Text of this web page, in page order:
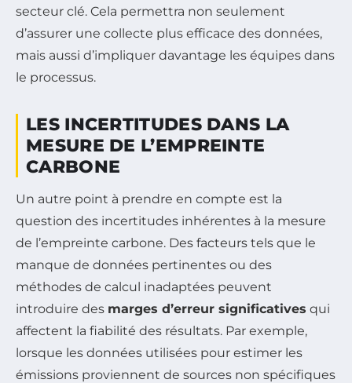
secteur clé. Cela permettra non seulement
d’assurer une collecte plus efficace des données,
mais aussi d’impliquer davantage les équipes dans
le processus.
LES INCERTITUDES DANS LA
MESURE DE L’EMPREINTE
CARBONE
Un autre point à prendre en compte est la
question des incertitudes inhérentes à la mesure
de l’empreinte carbone. Des facteurs tels que le
manque de données pertinentes ou des
méthodes de calcul inadaptées peuvent
introduire des marges d’erreur significatives qui
affectent la fiabilité des résultats. Par exemple,
lorsque les données utilisées pour estimer les
émissions proviennent de sources non spécifiques